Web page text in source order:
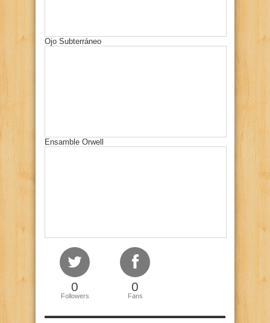
Ojo Subterráneo
Ensamble Orwell
0
Followers
0
Fans